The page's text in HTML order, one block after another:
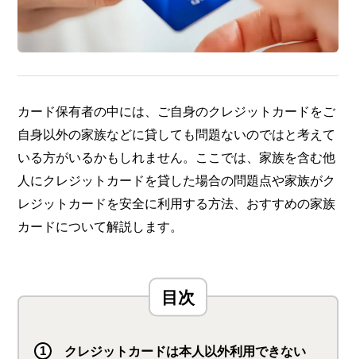
カード保有者の中には、ご自身のクレジットカードをご
自身以外の家族などに貸しても問題ないのではと考えて
いる方がいるかもしれません。ここでは、家族を含む他
人にクレジットカードを貸した場合の問題点や家族がク
レジットカードを安全に利用する方法、おすすめの家族
カードについて解説します。
クレジットカードは本人以外利用できない